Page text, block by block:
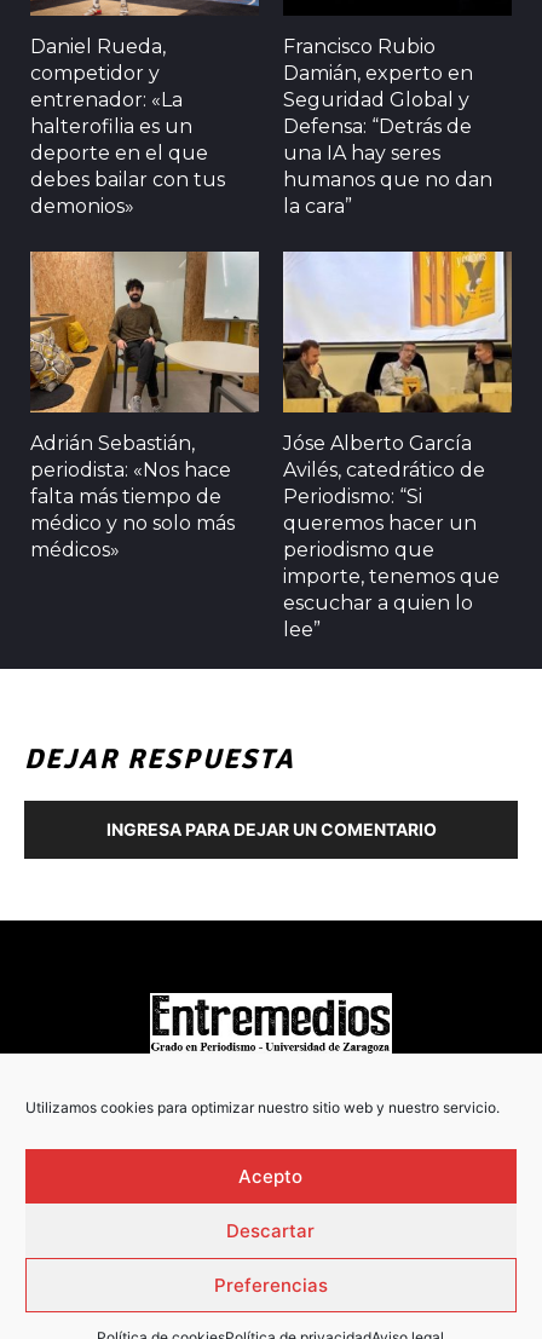
Utilizamos cookies para optimizar nuestro sitio web y nuestro servicio.
Acepto
Descartar
Preferencias
Daniel Rueda,
competidor y
entrenador: «La
halterofilia es un
deporte en el que
debes bailar con tus
demonios»
Francisco Rubio
Damián, experto en
Seguridad Global y
Defensa: “Detrás de
una IA hay seres
humanos que no dan
la cara”
Adrián Sebastián,
periodista: «Nos hace
falta más tiempo de
médico y no solo más
médicos»
Jóse Alberto García
Avilés, catedrático de
Periodismo: “Si
queremos hacer un
periodismo que
importe, tenemos que
escuchar a quien lo
lee”
DEJAR RESPUESTA
INGRESA PARA DEJAR UN COMENTARIO